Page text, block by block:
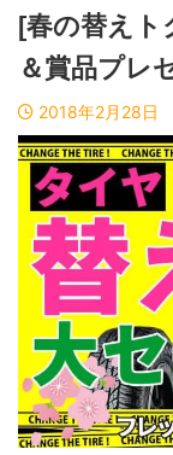
[春の替えト
＆賞品プレ
2018年2月28日